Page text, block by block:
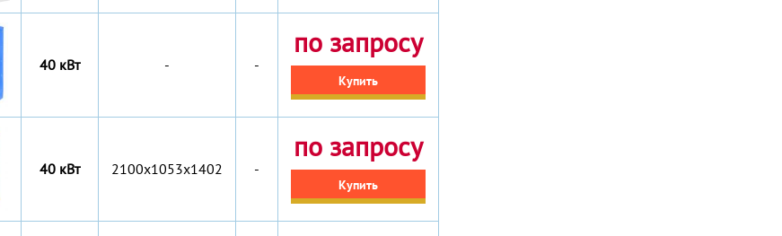
40 кВт - -
по запросу
Купить
40 кВт 2100х1053х1402 -
по запросу
Купить